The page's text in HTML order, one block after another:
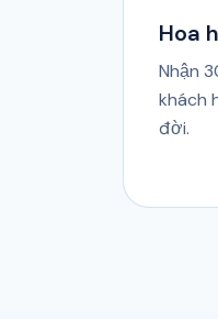
Hoa
Nhận
khách
đời.